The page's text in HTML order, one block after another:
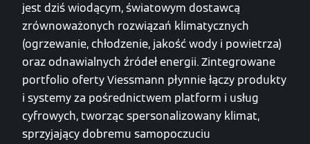
jest dziś wiodącym, światowym dostawcą
zrównoważonych rozwiązań klimatycznych
(ogrzewanie, chłodzenie, jakość wody i powietrza)
oraz odnawialnych źródeł energii. Zintegrowane
portfolio oferty Viessmann płynnie łączy produkty
i systemy za pośrednictwem platform i usług
cyfrowych, tworząc spersonalizowany klimat,
sprzyjający dobremu samopoczuciu